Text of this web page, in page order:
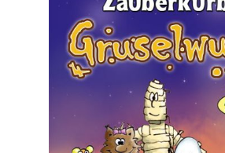
Privatsphäre und Datenschutz
Versandkosten